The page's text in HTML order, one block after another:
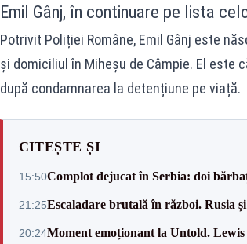
Emil Gânj, în continuare pe lista
Potrivit Poliției Române, Emil Gânj este
și domiciliul în Miheșu de Câmpie. El este
după condamnarea la detențiune pe viață.
CITEȘTE ȘI
15:50Complot dejucat în Serbia: doi
21:25Escaladare brutală în război. Rusia
20:24Moment emoționant la Untold.